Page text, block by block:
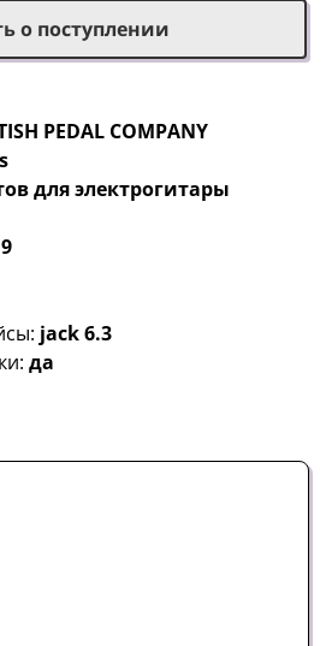
PEDAL COMPANY
для электрогитары
9
jack 6.3
да
о поступлении